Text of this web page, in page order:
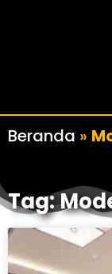
Beranda »
Tag: